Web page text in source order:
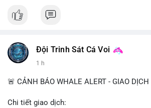
$btc
📰 Nguồn: Cointelegraph
Đội Trinh Sát Cá Voi
1 h
🚨 CẢNH BÁO WHALE ALERT - GIAO DỊCH
Chi tiết giao dịch: